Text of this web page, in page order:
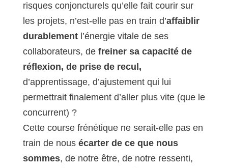
risques conjoncturels qu’elle fait courir sur
les projets, n’est-elle pas en train d’affaiblir
durablementl’énergie vitale de ses
collaborateurs, de freiner sa capacité de
réflexion, de prise de recul,
d’apprentissage, d’ajustement qui lui
permettrait finalement d’aller plus vite (que le
concurrent) ?
Cette course frénétique ne serait-elle pas en
train de nousécarter de ce que nous
sommes, de notre être, de notre ressenti,